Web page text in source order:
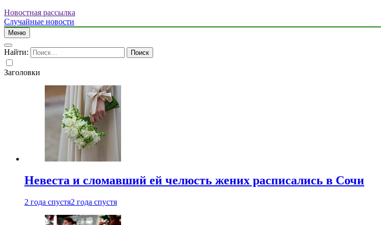
Новостная рассылка
Случайные новости
Меню
Найти:
Заголовки
Невеста и сломавший ей челюсть жених расписались в Сочи
2 года спустя2 года спустя